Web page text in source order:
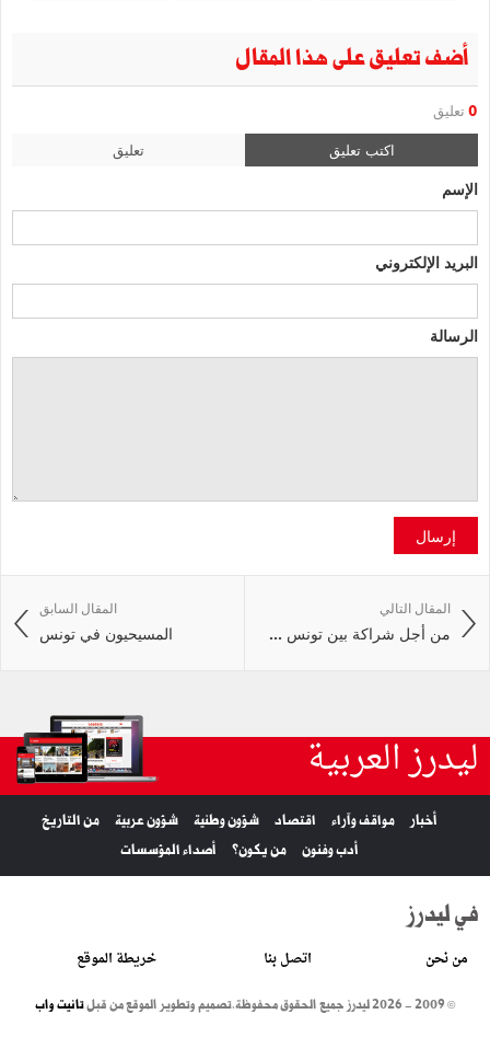
أضف تعليق على هذا المقال
0 تعليق
اكتب تعليق تعليق
الإسم
البريد الإلكتروني
الرسالة
إرسال
المقال السابق
المسيحيون في تونس
المقال التالي
من أجل شراكة بين تونس ...
ليدرز العربية
أخبار مواقف وآراء اقتصاد شؤون وطنية شؤون عربية
من التاريخ
أدب وفنون
من يكون؟ أصداء المؤسسات
في ليدرز
من نحن اتصل بنا خريطة الموقع
© 2009 - 2026 ليدرز جميع الحقوق محفوظة. تصميم وتطوير الموقع من قبلتانيت واب